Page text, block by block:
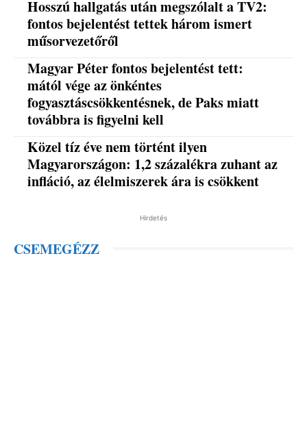
Hosszú hallgatás után megszólalt a TV2:
fontos bejelentést tettek három ismert
műsorvezetőről
Magyar Péter fontos bejelentést tett:
mától vége az önkéntes
fogyasztáscsökkentésnek, de Paks miatt
továbbra is figyelni kell
Közel tíz éve nem történt ilyen
Magyarországon: 1,2 százalékra zuhant az
infláció, az élelmiszerek ára is csökkent
Hirdetés
CSEMEGÉZZ